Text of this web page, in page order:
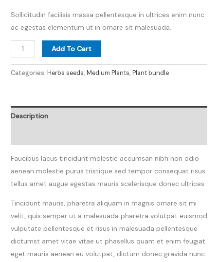
Sollicitudin facilisis massa pellentesque in ultrices enim nunc
ac egestas elementum ut in ornare sit malesuada.
Add To Cart
Categories: Herbs seeds, Medium Plants, Plant bundle
Description
Faucibus lacus tincidunt molestie accumsan nibh non odio
aenean molestie purus tristique sed tempor consequat risus
tellus amet augue egestas mauris scelerisque donec ultrices.
Tincidunt mauris, pharetra aliquam in magnis ornare sit mi
velit, quis semper ut a malesuada pharetra volutpat euismod
vulputate pellentesque et risus in malesuada pellentesque
dictumst amet vitae vitae ut phasellus quam et enim feugiat
eget mauris aenean eu volutpat, dictum donec gravida nunc